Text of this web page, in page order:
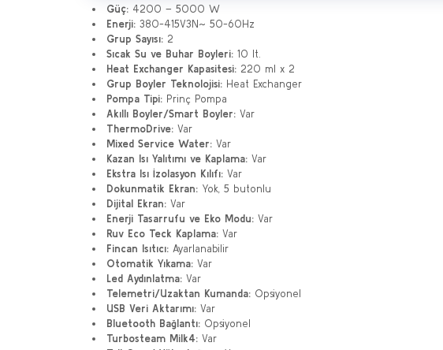
Güç: 4200 – 5000 W
Enerji: 380-415V3N~ 50-60Hz
Grup Sayısı: 2
Sıcak Su ve Buhar Boyleri: 10 lt.
Heat Exchanger Kapasitesi: 220 ml x 2
Grup Boyler Teknolojisi: Heat Exchanger
Pompa Tipi: Prinç Pompa
Akıllı Boyler/Smart Boyler: Var
ThermoDrive: Var
Mixed Service Water: Var
Kazan Isı Yalıtımı ve Kaplama: Var
Ekstra Isı İzolasyon Kılıfı: Var
Dokunmatik Ekran: Yok, 5 butonlu
Dijital Ekran: Var
Enerji Tasarrufu ve Eko Modu: Var
Ruv Eco Teck Kaplama: Var
Fincan Isıtıcı: Ayarlanabilir
Otomatik Yıkama: Var
Led Aydınlatma: Var
Telemetri/Uzaktan Kumanda: Opsiyonel
USB Veri Aktarımı: Var
Bluetooth Bağlantı: Opsiyonel
Turbosteam Milk4: Var